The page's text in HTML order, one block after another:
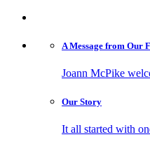
A Message from Our
Joann McPike
Our Story
It all started with